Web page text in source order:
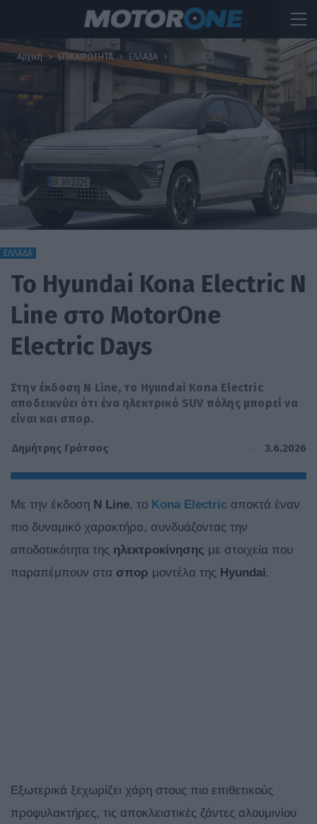
Αρχική ΕΠΙΚΑΙΡΟΤΗΤΑ ΕΛΛΑΔΑ
ΕΛΛΑΔΑ
Το Hyundai Kona Electric N
Line στο MotorOne
Electric Days
Στην έκδοση N Line, το Hyundai Kona Electric
αποδεικνύει ότι ένα ηλεκτρικό SUV πόλης μπορεί να
είναι και σπορ.
Δημήτρης Γράτσος 3.6.2026
Με την έκδοση N Line, το Kona Electric αποκτά έναν
πιο δυναμικό χαρακτήρα, συνδυάζοντας την
αποδοτικότητα της ηλεκτροκίνησης με στοιχεία που
παραπέμπουν στα σπορ μοντέλα της Hyundai.
Εξωτερικά ξεχωρίζει χάρη στους πιο επιθετικούς
προφυλακτήρες, τις αποκλειστικές ζάντες αλουμινίου